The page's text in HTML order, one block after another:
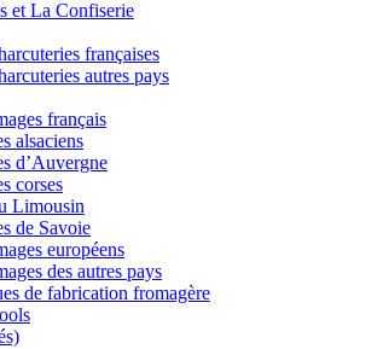
et La Confiserie
françaises
autres pays
français
alsaciens
d’Auvergne
corses
Limousin
de Savoie
européens
des autres pays
de fabrication fromagère